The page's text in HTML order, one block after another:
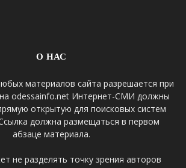
О НАС
материалов сайта разрешается при
на odessainfo.net Интернет-СМИ должны
открытую для поисковых систем
должна размещаться в первом
абзаце материала.
не разделять точку зрения авторов